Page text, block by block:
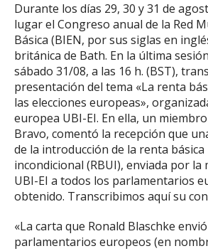
Durante los días 29, 30 y 31 de
lugar el Congreso anual de la Red
Básica (BIEN, por sus siglas en
británica de Bath. En la última
sábado 31/08, a las 16 h. (BST),
presentación del tema «La renta
las elecciones europeas»,
europea UBI-EI. En ella, un
Bravo, comentó la recepción que
de la introducción de la renta
incondicional (RBUI), enviada por la
UBI-EI a todos los parlamentarios
obtenido. Transcribimos aquí su
«La carta que Ronald Blaschke
parlamentarios europeos (en